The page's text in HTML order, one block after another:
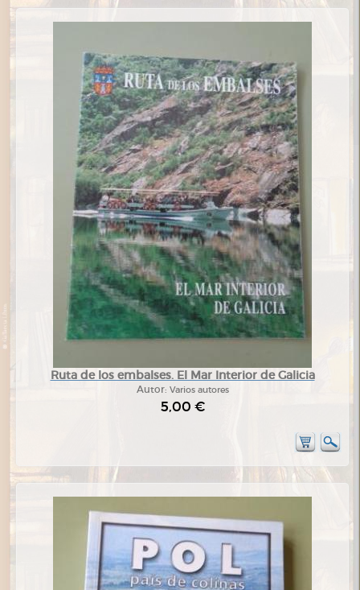
Ruta de los embalses. El Mar Interior de Galicia
Autor: Varios autores
5,00 €